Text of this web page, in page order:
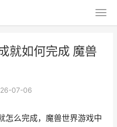
就如何完成 魔兽
07-06
怎么完成，魔兽世界游戏中